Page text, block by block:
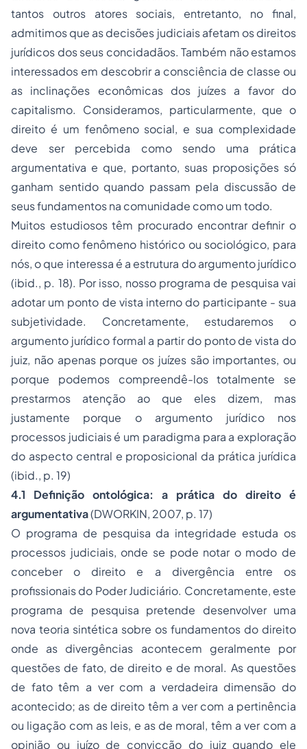
tantos outros atores sociais, entretanto, no final,
admitimos que as decisões judiciais afetam os direitos
jurídicos dos seus concidadãos. Também não estamos
interessados em descobrir a consciência de classe ou
as inclinações econômicas dos juízes a favor do
capitalismo. Consideramos, particularmente, que o
direito é um fenômeno social, e sua complexidade
deve ser percebida como sendo uma prática
argumentativa e que, portanto, suas proposições só
ganham sentido quando passam pela discussão de
seus fundamentos na comunidade como um todo.
Muitos estudiosos têm procurado encontrar definir o
direito como fenômeno histórico ou sociológico, para
nós, o que interessa é a estrutura do argumento jurídico
(ibid., p. 18). Por isso, nosso programa de pesquisa vai
adotar um ponto de vista interno do participante - sua
subjetividade. Concretamente, estudaremos o
argumento jurídico formal a partir do ponto de vista do
juiz, não apenas porque os juízes são importantes, ou
porque podemos compreendê-los totalmente se
prestarmos atenção ao que eles dizem, mas
justamente porque o argumento jurídico nos
processos judiciais é um paradigma para a exploração
do aspecto central e proposicional da prática jurídica
(ibid., p. 19)
4.1 Definição ontológica: a prática do direito é
argumentativa(DWORKIN, 2007, p. 17)
O programa de pesquisa da integridade estuda os
processos judiciais, onde se pode notar o modo de
conceber o direito e a divergência entre os
profissionais do Poder Judiciário. Concretamente, este
programa de pesquisa pretende desenvolver uma
nova teoria sintética sobre os fundamentos do direito
onde as divergências acontecem geralmente por
questões de fato, de direito e de moral. As questões
de fato têm a ver com a verdadeira dimensão do
acontecido; as de direito têm a ver com a pertinência
ou ligação com as leis, e as de moral, têm a ver com a
opinião ou juízo de convicção do juiz quando ele